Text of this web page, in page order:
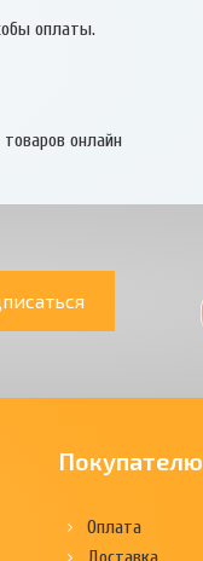
оплаты.
онлайн
Покупателю
Оплата